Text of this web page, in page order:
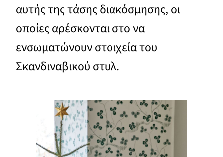
αυτής της τάσης διακόσμησης, οι
οποίες αρέσκονται στο να
ενσωματώνουν στοιχεία του
Σκανδιναβικού στυλ.